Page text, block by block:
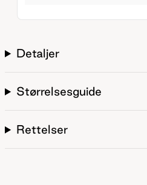
Detaljer
Størrelsesguide
Rettelser